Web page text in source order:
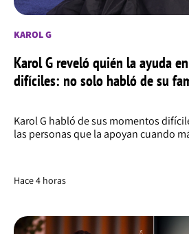
KAROL G
Karol G reveló quién la ayuda
difíciles: no solo habló de su
Karol G habló de sus momentos
las personas que la apoyan cuando
Hace 4 horas